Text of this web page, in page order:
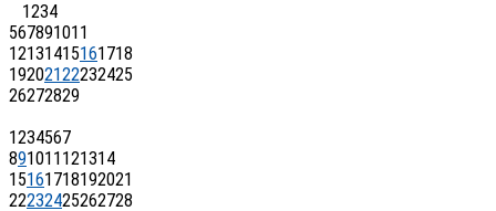
1234
567891011
12131415161718
19202122232425
26272829
1234567
891011 121314
15161718192021
22232425262728